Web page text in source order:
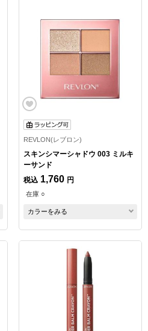
REVLON(レブロン)
スキンシマーシャドウ 003 ミルキ
ーサンド
税込 1,760 円
在庫 ○
カラーをみる